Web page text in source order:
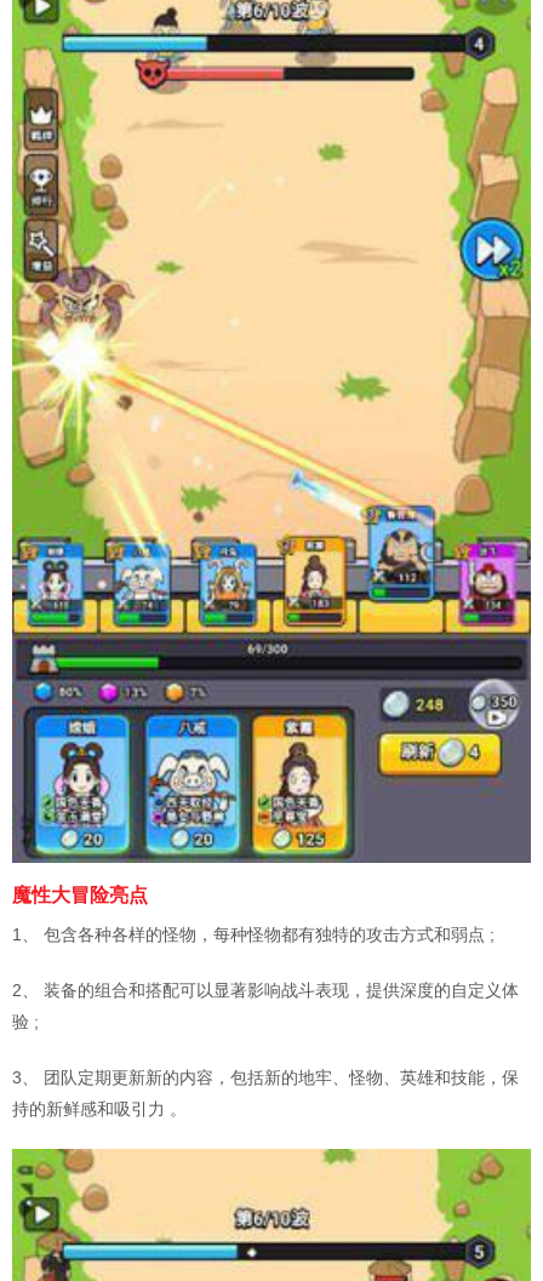
魔性大冒险亮点
1、 包含各种各样的怪物，每种怪物都有独特的攻击方式和弱点 ;
2、 装备的组合和搭配可以显著影响战斗表现，提供深度的自定义体
验 ;
3、 团队定期更新新的内容，包括新的地牢、怪物、英雄和技能，保
持的新鲜感和吸引力 。